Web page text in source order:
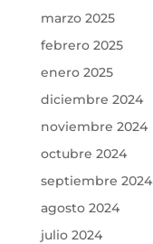
marzo 2025
febrero 2025
enero 2025
diciembre 2024
noviembre 2024
octubre 2024
septiembre 2024
agosto 2024
julio 2024